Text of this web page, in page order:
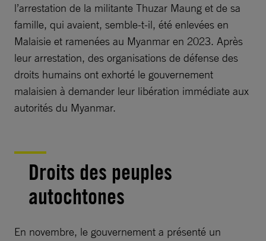
l’arrestation de la militante Thuzar Maung et de sa
famille, qui avaient, semble-t-il, été enlevées en
Malaisie et ramenées au Myanmar en 2023. Après
leur arrestation, des organisations de défense des
droits humains ont exhorté le gouvernement
malaisien à demander leur libération immédiate aux
autorités du Myanmar.
Droits des peuples
autochtones
En novembre, le gouvernement a présenté un